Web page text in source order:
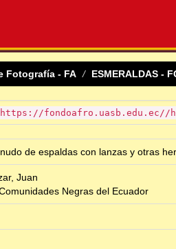
Fotografía - FA ESMERALDAS -
https://fondoafro.uasb.edu.ec//
de espaldas con lanzas y otras
Juan
Negras del Ecuador